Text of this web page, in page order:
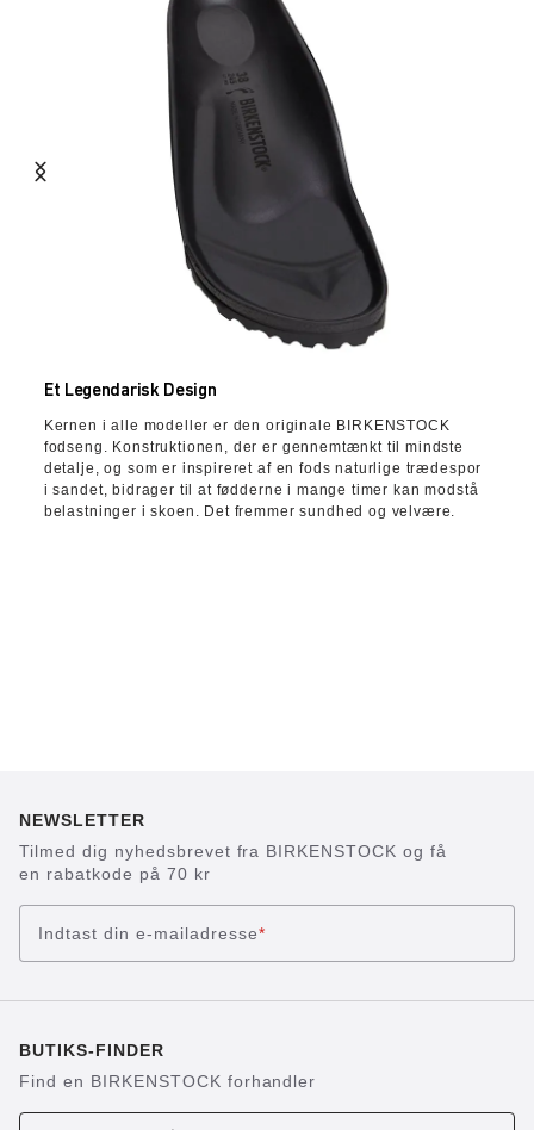
Et Legendarisk Design
Kernen i alle modeller er den originale BIRKENSTOCK
fodseng. Konstruktionen, der er gennemtænkt til mindste
detalje, og som er inspireret af en fods naturlige trædespor
i sandet, bidrager til at fødderne i mange timer kan modstå
belastninger i skoen. Det fremmer sundhed og velvære.
NEWSLETTER
Tilmed dig nyhedsbrevet fra BIRKENSTOCK og få
en rabatkode på 70 kr
Indtast din e-mailadresse*
BUTIKS-FINDER
Find en BIRKENSTOCK forhandler